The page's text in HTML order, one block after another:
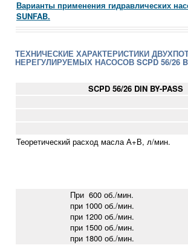
Варианты применения гидравлических
SUNFAB.
ТЕХНИЧЕСКИЕ ХАРАКТЕРИСТИКИ
НЕРЕГУЛИРУЕМЫХ НАСОСОВ SCPD 56/26
SCPD 56/26DIN BY-PASS
Теоретический расход масла А+В, л/мин.
При 600 об./мин.
при 1000 об./мин.
при 1200 об./мин.
при 1500 об./мин.
при 1800 об./мин.